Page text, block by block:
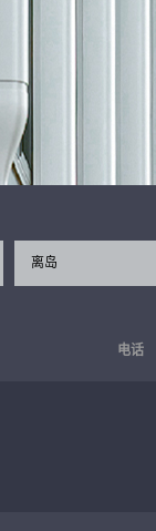
离岛
电话